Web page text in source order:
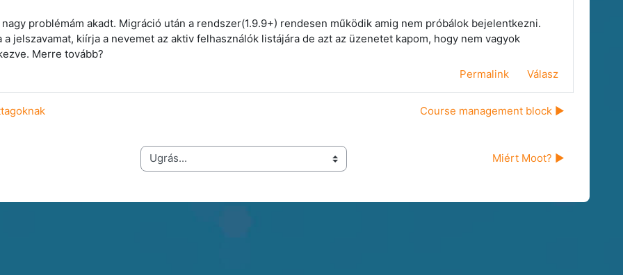
nagy problémám akadt. Migráció után a rendszer(1.9.9+) rendesen működik amig nem próbálok bejelentkezni.
a jelszavamat, kiírja a nevemet az aktiv felhasználók listájára de azt az üzenetet kapom, hogy nem vagyok
Merre tovább?
Permalink
Válasz
Course management block ▶︎
Ugrás... Miért Moot? ▶︎